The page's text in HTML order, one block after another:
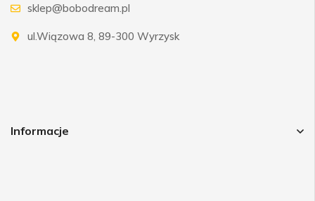
sklep@bobodream.pl
ul.Wiązowa 8, 89-300 Wyrzysk
Informacje